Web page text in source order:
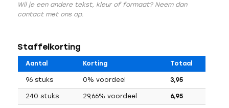
Wil je een andere tekst, kleur of formaat? Neem dan
contact met ons op.
Staffelkorting
Aantal Korting Totaal
96 stuks 0% voordeel 3,95
240 stuks 29,66% voordeel 6,95